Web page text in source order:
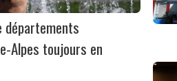
départements
Alpes toujours en